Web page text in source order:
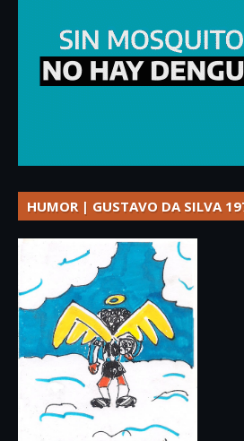
HUMOR | GUSTAVO DA SILVA